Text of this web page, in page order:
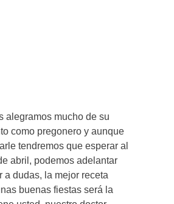
alegramos mucho de su
como pregonero y aunque
tendremos que esperar al
abril, podemos adelantar
a dudas, la mejor receta
buenas fiestas será la